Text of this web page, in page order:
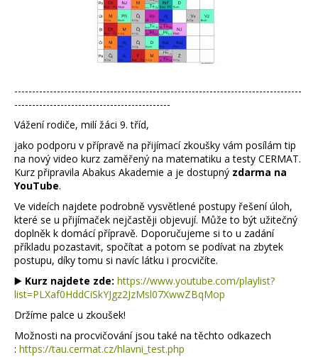
---------------------------------------------------------------------------------
--------------------------------------------
Vážení rodiče, milí žáci 9. tříd,
jako podporu v přípravě na přijímací zkoušky vám posílám tip
na nový video kurz zaměřený na matematiku a testy CERMAT.
Kurz připravila Abakus Akademie a je dostupný zdarma na
YouTube.
Ve videích najdete podrobně vysvětlené postupy řešení úloh,
které se u přijímaček nejčastěji objevují. Může to být užitečný
doplněk k domácí přípravě. Doporučujeme si to u zadání
příkladu pozastavit, spočítat a potom se podívat na zbytek
postupu, díky tomu si navíc látku i procvičíte.
▶️ Kurz najdete zde: https://www.youtube.com/playlist?
list=PLXaf0HddCiSkYJgz2JzMsl07XwwZBqMop
Držíme palce u zkoušek!
Možnosti na procvičování jsou také na těchto odkazech
: https://tau.cermat.cz/hlavni_test.php